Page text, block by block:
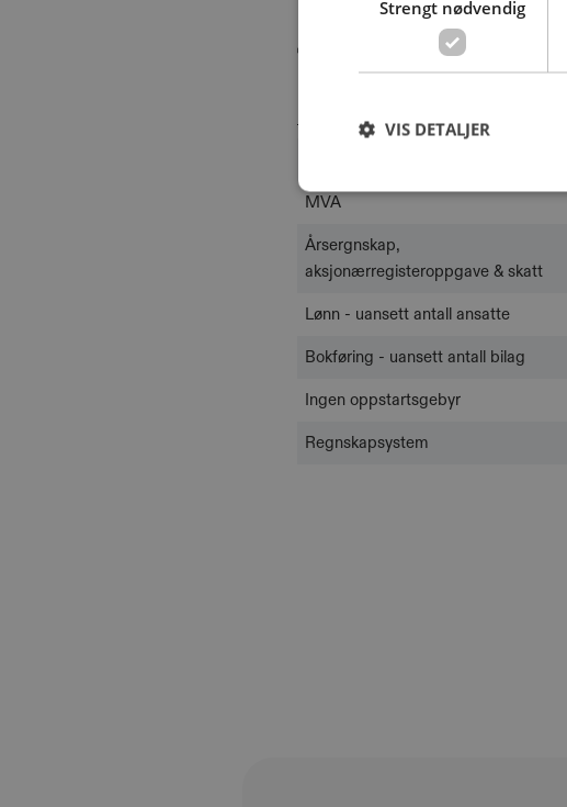
Til en fast pris får du
MVA
Årsergnskap,
aksjonærregisteroppgave & skatt
Lønn - uansett antall ansatte
Bokføring - uansett antall bilag
Ingen oppstartsgebyr
Regnskapsystem
Strengt nødvendig
VIS DETALJER